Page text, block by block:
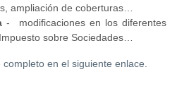
ampliación de coberturas…
- modificaciones en los diferentes
sobre Sociedades…
en el siguiente enlace.